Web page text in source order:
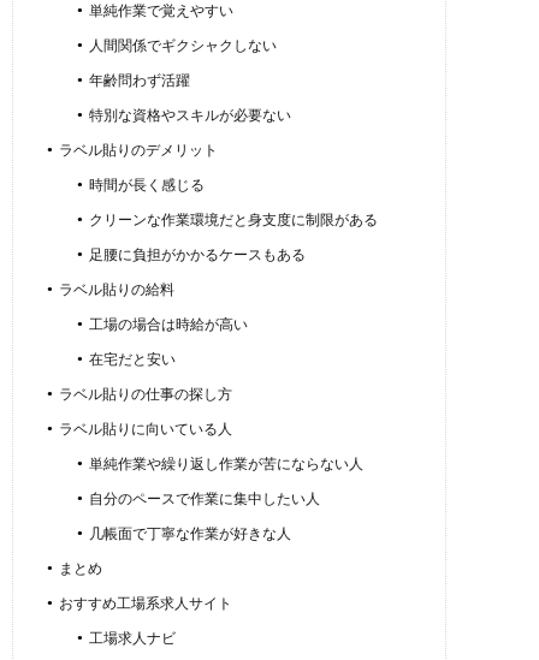
単純作業で覚えやすい
人間関係でギクシャクしない
年齢問わず活躍
特別な資格やスキルが必要ない
ラベル貼りのデメリット
時間が長く感じる
クリーンな作業環境だと身支度に制限がある
足腰に負担がかかるケースもある
ラベル貼りの給料
工場の場合は時給が高い
在宅だと安い
ラベル貼りの仕事の探し方
ラベル貼りに向いている人
単純作業や繰り返し作業が苦にならない人
自分のペースで作業に集中したい人
几帳面で丁寧な作業が好きな人
まとめ
おすすめ工場系求人サイト
工場求人ナビ